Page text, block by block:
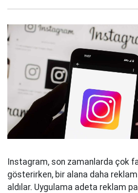
Instagram, son zamanlarda çok
gösterirken, bir alana daha
aldılar. Uygulama adeta reklam